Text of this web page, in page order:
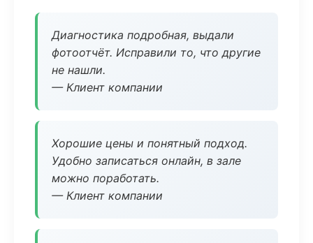
Диагностика подробная, выдали
фотоотчёт. Исправили то, что другие
не нашли.
— Клиент компании
Хорошие цены и понятный подход.
Удобно записаться онлайн, в зале
можно поработать.
— Клиент компании